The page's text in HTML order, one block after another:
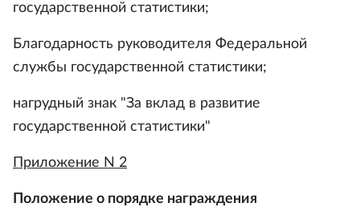
государственной статистики;
Благодарность руководителя Федеральной
службы государственной статистики;
нагрудный знак "За вклад в развитие
государственной статистики"
Приложение N 2
Положение о порядке награждения